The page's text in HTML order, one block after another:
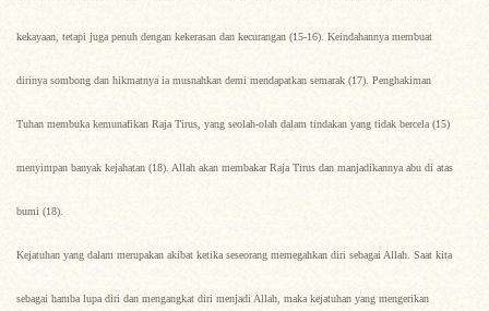
kekayaan, tetapi juga penuh dengan kekerasan dan kecurangan (15-16). Keindahannya membuat
dirinya sombong dan hikmatnya ia musnahkan demi mendapatkan semarak (17). Penghakiman
Tuhan membuka kemunafikan Raja Tirus, yang seolah-olah dalam tindakan yang tidak bercela (15)
menyimpan banyak kejahatan (18). Allah akan membakar Raja Tirus dan manjadikannya abu di atas
bumi (18).
Kejatuhan yang dalam merupakan akibat ketika seseorang memegahkan diri sebagai Allah. Saat kita
sebagai hamba lupa diri dan mengangkat diri menjadi Allah, maka kejatuhan yang mengerikan